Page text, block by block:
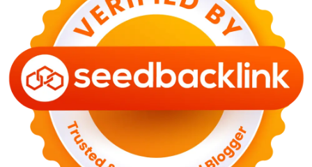
29 Juni 2026
NASIONAL
PLN Kalimantan Lakukan Manajemen Beban
29 Juni 2026
Harga Minyak Dunia Hari Ini Naik, WTI dan Brent
Sama-sama Menguat
30 Juni 2026
GAYA HIDUP